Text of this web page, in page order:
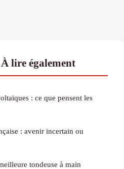
lire également
: ce que pensent les
: avenir incertain ou
tondeuse à main